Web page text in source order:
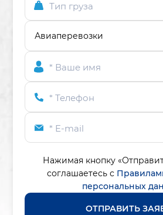
Тип груза
* Ваше имя
* Телефон
* E-mail
Нажимая кнопку
соглашаетесь с
персональных
ОТПРАВИТЬ